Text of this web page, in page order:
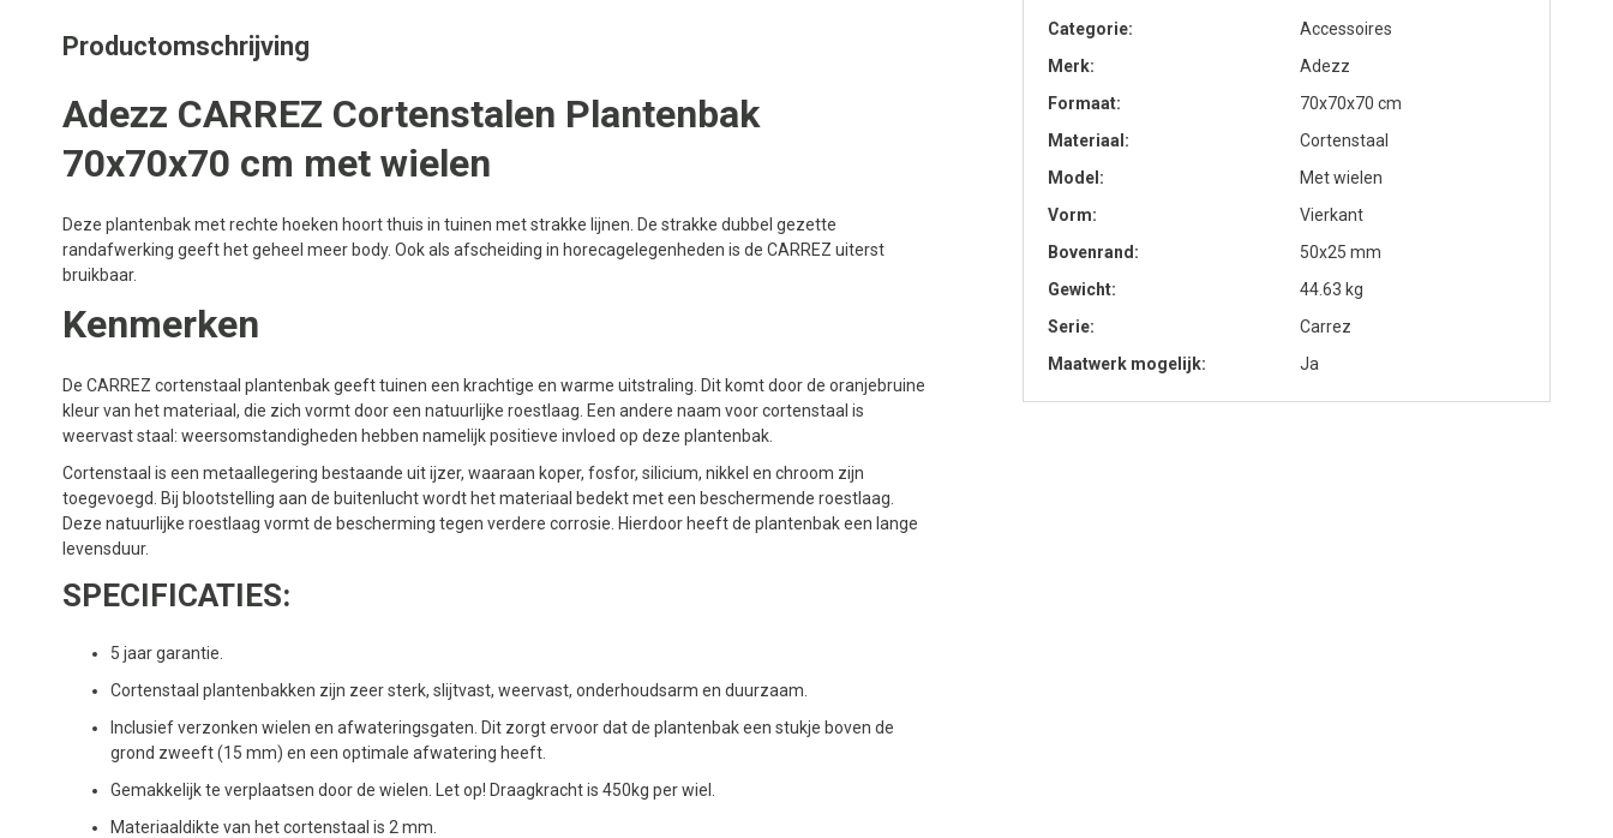
Productomschrijving
Adezz CARREZ Cortenstalen Plantenbak
70x70x70 cm met wielen
Deze plantenbak met rechte hoeken hoort thuis in tuinen met strakke lijnen. De strakke dubbel gezette
randafwerking geeft het geheel meer body. Ook als afscheiding in horecagelegenheden is de CARREZ uiterst
bruikbaar.
Kenmerken
De CARREZ cortenstaal plantenbak geeft tuinen een krachtige en warme uitstraling. Dit komt door de oranjebruine
kleur van het materiaal, die zich vormt door een natuurlijke roestlaag. Een andere naam voor cortenstaal is
weervast staal: weersomstandigheden hebben namelijk positieve invloed op deze plantenbak.
Cortenstaal is een metaallegering bestaande uit ijzer, waaraan koper, fosfor, silicium, nikkel en chroom zijn
toegevoegd. Bij blootstelling aan de buitenlucht wordt het materiaal bedekt met een beschermende roestlaag.
Deze natuurlijke roestlaag vormt de bescherming tegen verdere corrosie. Hierdoor heeft de plantenbak een lange
levensduur.
SPECIFICATIES:
5 jaar garantie.
Cortenstaal plantenbakken zijn zeer sterk, slijtvast, weervast, onderhoudsarm en duurzaam.
Inclusief verzonken wielen en afwateringsgaten. Dit zorgt ervoor dat de plantenbak een stukje boven de
grond zweeft (15 mm) en een optimale afwatering heeft.
Gemakkelijk te verplaatsen door de wielen. Let op! Draagkracht is 450kg per wiel.
Materiaaldikte van het cortenstaal is 2 mm.
Categorie
Accessoires
Merk
Adezz
Formaat
70x70x70 cm
Materiaal
Cortenstaal
Model
Met wielen
Vorm
Vierkant
Bovenrand
50x25 mm
Gewicht
44.63 kg
Serie
Carrez
Maatwerk mogelijk
Ja